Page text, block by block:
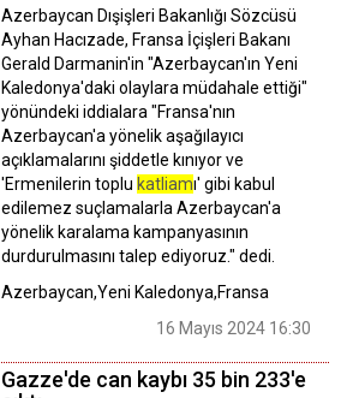
Azerbaycan Dışişleri Bakanlığı Sözcüsü
Ayhan Hacızade, Fransa İçişleri Bakanı
Gerald Darmanin'in "Azerbaycan'ın Yeni
Kaledonya'daki olaylara müdahale ettiği"
yönündeki iddialara "Fransa'nın
Azerbaycan'a yönelik aşağılayıcı
açıklamalarını şiddetle kınıyor ve
'Ermenilerin toplu katliamı' gibi kabul
edilemez suçlamalarla Azerbaycan'a
yönelik karalama kampanyasının
durdurulmasını talep ediyoruz." dedi.
Azerbaycan,Yeni Kaledonya,Fransa
16 Mayıs 2024 16:30
Gazze'de can kaybı 35 bin 233'e